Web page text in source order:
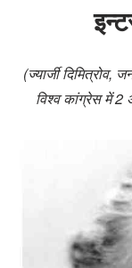
(ज्यार्जी दिमित्रोव,
विश्व कांग्रेस में 2